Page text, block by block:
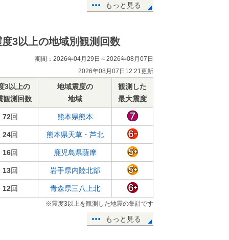
もっと見る
度3以上の地域別観測回数
期間：2026年04月29日～2026年08月07日
2026年08月07日12:21更新
3以上の
観測回数
地域震度の
地域
観測した
最大震度
72回 熊本県熊本
24回 熊本県天草・芦北
16回 鹿児島県薩摩
13回 岩手県内陸北部
12回 青森県三八上北
※震度3以上を観測した地震の集計です
もっと見る